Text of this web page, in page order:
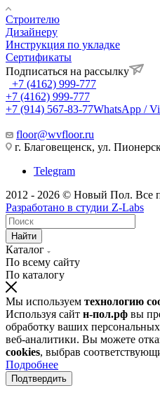
Строителю
Дизайнеру
Инструкция по укладке
Сертификаты
Подписаться на рассылку
+7 (4162) 999-777
+7 (4162) 999-777
+7 (914) 567-83-77WhatsApp /
floor@wvfloor.ru
г. Благовещенск, ул.
Telegram
2012 - 2026 © Новый Пол. Все
Разработано в студии Z-Labs
Найти
Каталог
По всему сайту
По каталогу
Мы используем технологию
Используя сайт н-пол.рф вы
обработку ваших
веб-аналитики. Вы можете
cookies, выбрав
Подробнее
Подтвердить